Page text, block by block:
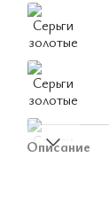
Описание